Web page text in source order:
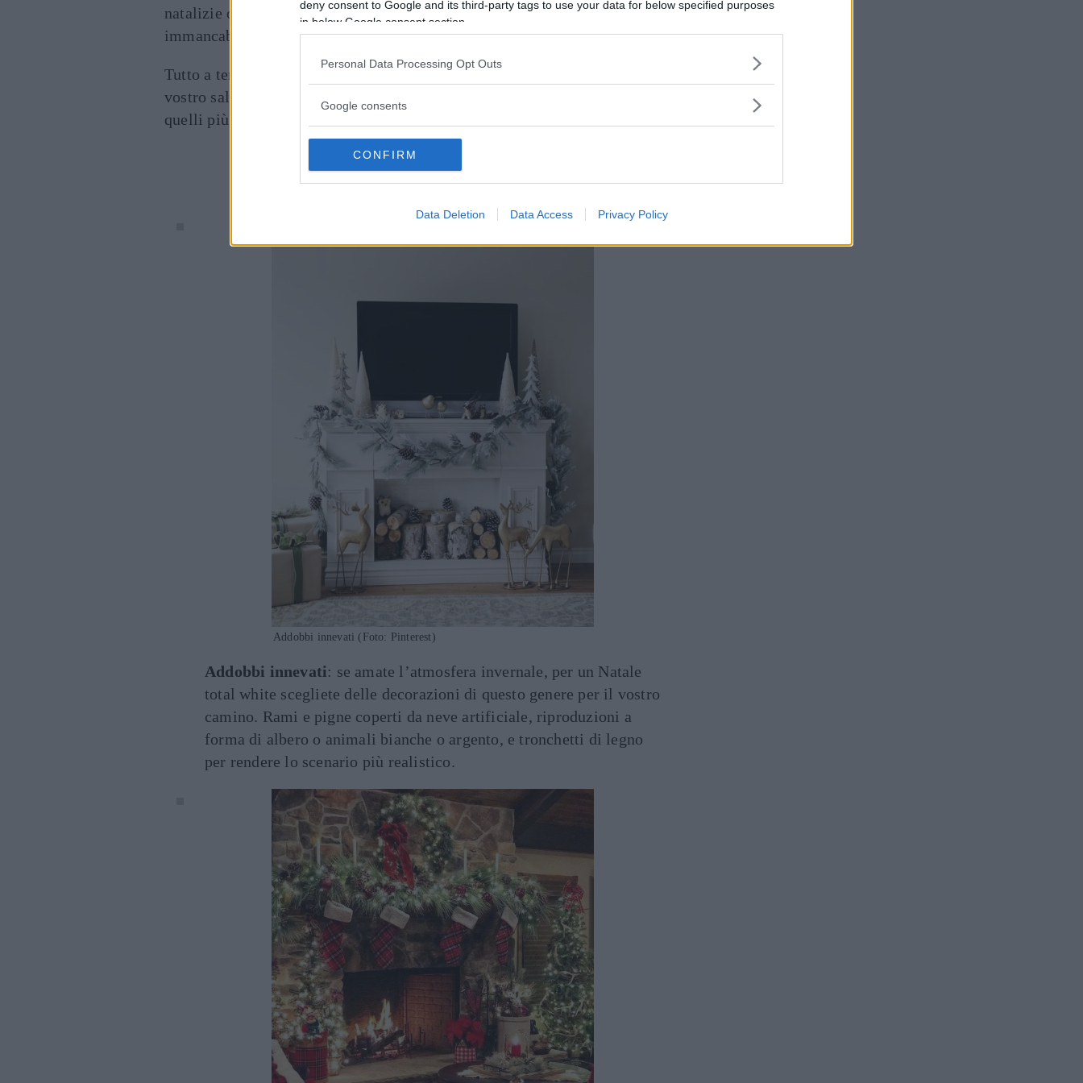
deny consent to Google and its third-party tags to use your data for below specified purposes
in below Google consent section.
Personal Data Processing Opt Outs
Google consents
CONFIRM
Data Deletion Data Access Privacy Policy
natalizie o rami di pino e agrifoglio, e appendere ghirlande, nastri e le
immancabili luci.
Tutto a tema non solo con il Natale, ma anche con l’arredamento del
vostro salotto. Per questo gli addobbi variano da quelli più
quelli più
Continua a leggere dopo la pubblicità
Addobbi innevati (Foto: Pinterest)
Addobbi innevati: se amate l’atmosfera invernale, per un Natale
total white scegliete delle decorazioni di questo genere per il vostro
camino. Rami e pigne coperti da neve artificiale, riproduzioni a
forma di albero o animali bianche o argento, e tronchetti di legno
per rendere lo scenario più realistico.